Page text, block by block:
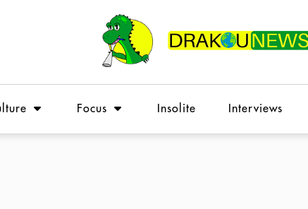
Focus Insolite Interviews